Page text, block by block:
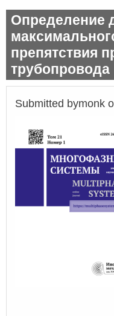
Определение
препятствия
трубопровода
Submitted bymonk